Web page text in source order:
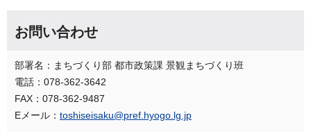
お問い合わせ
部署名：まちづくり部 都市政策課 景観まちづくり班
電話：078-362-3642
FAX：078-362-9487
Eメール： toshiseisaku@pref.hyogo.lg.jp